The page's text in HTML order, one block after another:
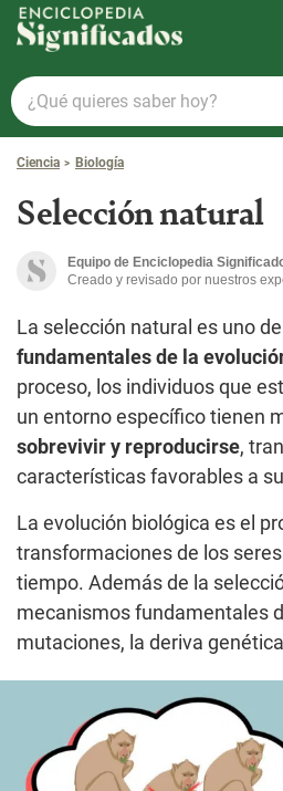
Enciclopedia Significados
¿Qué
quieres
saber
hoy?
Ciencia Biología
Selección natural
Equipo de Enciclopedia
Creado y revisado por nuestros
La selección natural es uno
fundamentales de la
proceso, los individuos que
un entorno específico tienen
sobrevivir y reproducirse,
características favorables a
La evolución biológica es el
transformaciones de los
tiempo. Además de la
mecanismos fundamentales
mutaciones, la deriva